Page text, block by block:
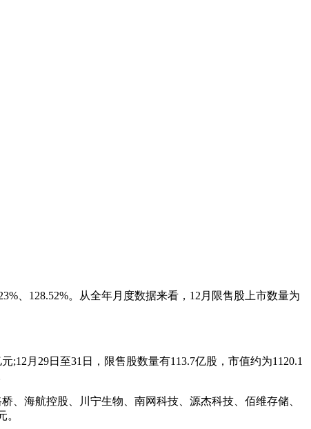
、128.52%。从全年月度数据来看，12月限售股上市数量为
月29日至31日，限售股数量有113.7亿股，市值约为1120.1
、海航控股、川宁生物、南网科技、源杰科技、佰维存储、